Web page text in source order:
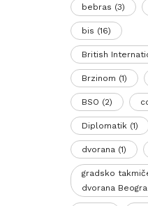
bebras (3)
bis (16)
British
Brzinom (1)
BSO (2)
Diplomatik(1)
dvorana(1)
gradsko
dvorana